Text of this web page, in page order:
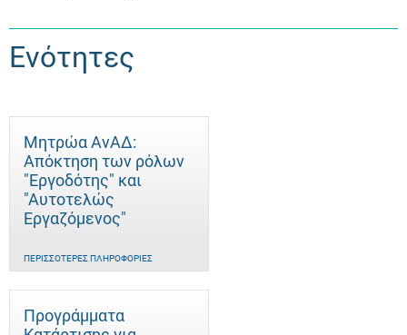
Ενότητες
Μητρώα ΑνΑΔ:
Απόκτηση των ρόλων
"Εργοδότης" και
"Αυτοτελώς
Eργαζόμενος"
ΠΕΡΙΣΣΌΤΕΡΕΣ ΠΛΗΡΟΦΟΡΊΕΣ
Προγράμματα